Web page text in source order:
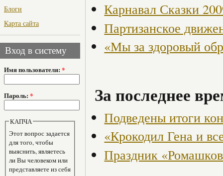
Блоги
Карта сайта
Вход в систему
Имя пользователя: *
Пароль: *
КАПЧА
Этот вопрос задается
для того, чтобы
выяснить, являетесь
ли Вы человеком или
представляете из себя
Карнавал Сказки
Партизанское
«Мы за здоровый
За последнее
Подведены итоги
«Крокодил Гена и
Праздник